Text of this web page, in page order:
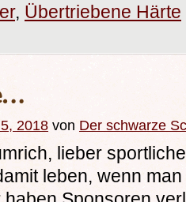
, Übertriebene Härte
2018 von Der schwarze
lieber
leben, wenn